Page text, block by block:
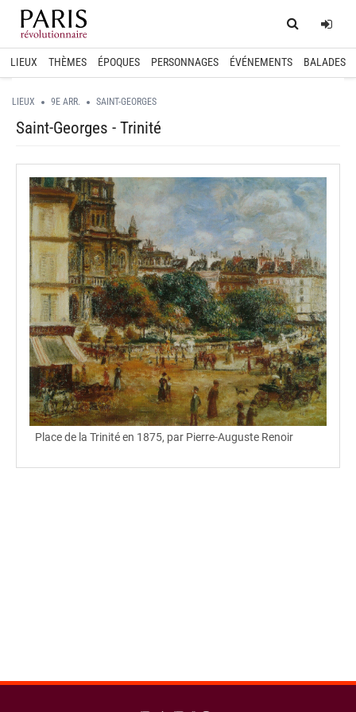
Home
LIEUX THÈMES ÉPOQUES PERSONNAGES ÉVÉNEMENTS BALADES
LIEUX 9E ARR. SAINT-GEORGES
Saint-Georges - Trinité
Place de la Trinité en 1875, par Pierre-Auguste Renoir